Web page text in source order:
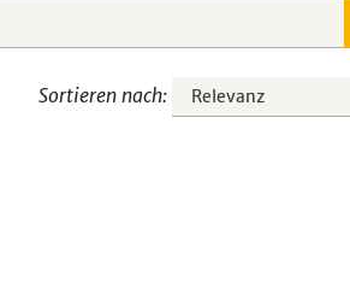
Sortieren nach